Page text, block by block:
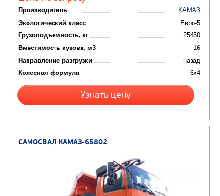
Цена по запросу
Производитель
Экологический класс